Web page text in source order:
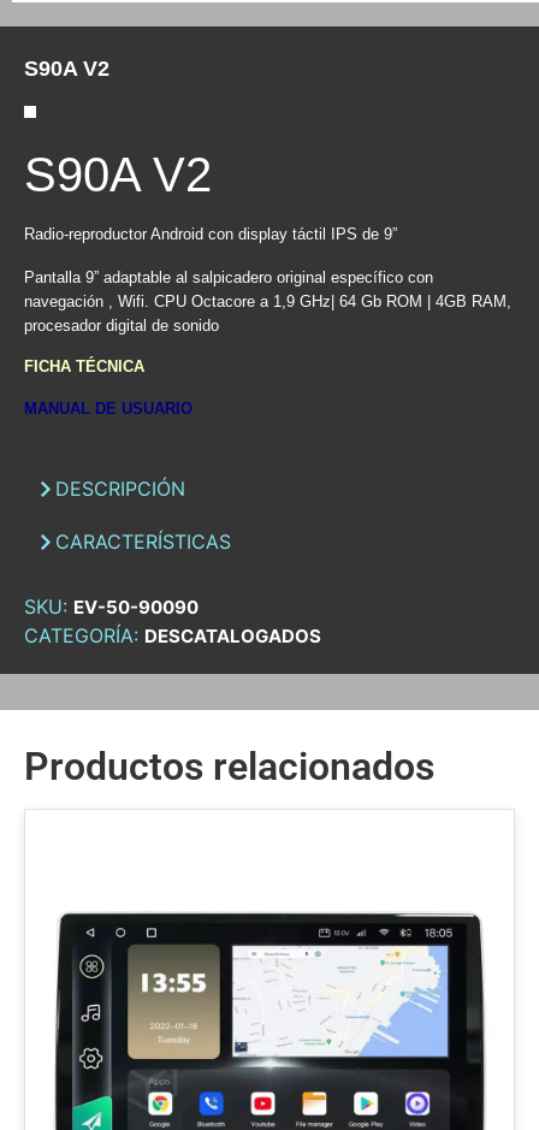
S90A V2
S90A V2
Radio-reproductor Android con display táctil IPS de 9”
Pantalla 9” adaptable al salpicadero original específico con
navegación , Wifi. CPU Octacore a 1,9 GHz| 64 Gb ROM | 4GB RAM,
procesador digital de sonido
FICHA TÉCNICA
MANUAL DE USUARIO
DESCRIPCIÓN
CARACTERÍSTICAS
SKU: EV-50-90090
CATEGORÍA: DESCATALOGADOS
Productos relacionados